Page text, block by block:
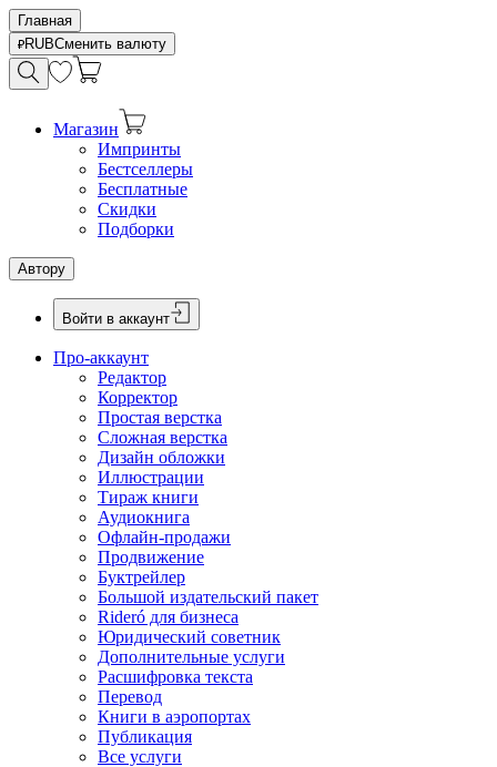
Главная
RUBСменить валюту
Магазин
Импринты
Бестселлеры
Бесплатные
Скидки
Подборки
Автору
Войти в аккаунт
Про-аккаунт
Редактор
Корректор
Простая верстка
Сложная верстка
Дизайн обложки
Иллюстрации
Тираж книги
Аудиокнига
Офлайн-продажи
Продвижение
Буктрейлер
Большой издательский пакет
Rideró для бизнеса
Юридический советник
Дополнительные услуги
Расшифровка текста
Перевод
Книги в аэропортах
Публикация
Все услуги